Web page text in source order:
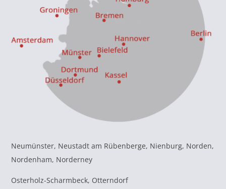
Neumünster, Neustadt am Rübenberge, Nienburg, Norden,
Nordenham, Norderney
Osterholz-Scharmbeck, Otterndorf